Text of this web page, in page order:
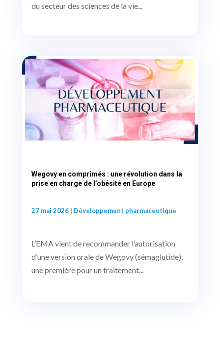
du secteur des sciences de la vie...
Wegovy en comprimés : une révolution dans la
prise en charge de l’obésité en Europe
27 mai 2026| Développement pharmaceutique
L’EMA vient de recommander l’autorisation
d’une version orale de Wegovy (sémaglutide),
une première pour un traitement...